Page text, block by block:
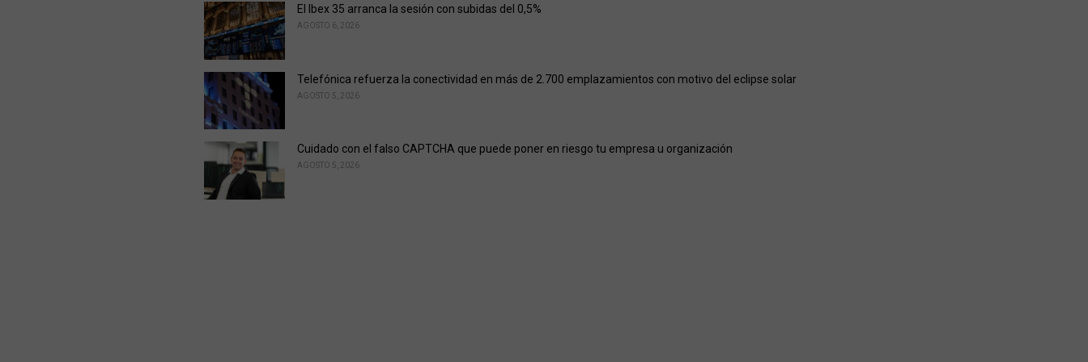
El Ibex 35 arranca la sesión con subidas del 0,5%
AGOSTO 6, 2026
Telefónica refuerza la conectividad en más de 2.700 emplazamientos con motivo del eclipse solar
AGOSTO 5, 2026
Cuidado con el falso CAPTCHA que puede poner en riesgo tu empresa u organización
AGOSTO 5, 2026